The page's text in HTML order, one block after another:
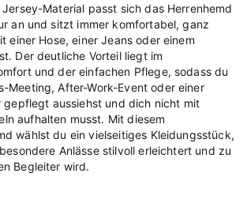
Material passt sich das Herrenhemd
an und sitzt immer komfortabel, ganz
einer Hose, einer Jeans oder einem
Der deutliche Vorteil liegt im
und der einfachen Pflege, sodass du
Meeting, After-Work-Event oder einer
gepflegt aussiehst und dich nicht mit
aufhalten musst. Mit diesem
wählst du ein vielseitiges Kleidungsstück,
Anlässe stilvoll erleichtert und zu
Begleiter wird.